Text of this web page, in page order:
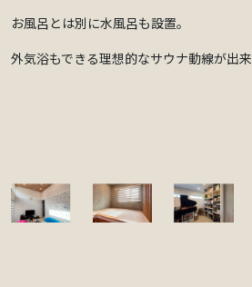
お風呂とは別に水風呂も設置。
外気浴もできる理想的なサウナ動線が出来